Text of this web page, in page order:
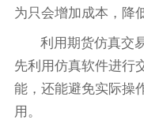
为只会增加成本，降
利用期货仿真交
先利用仿真软件进行
能，还能避免实际操
用。